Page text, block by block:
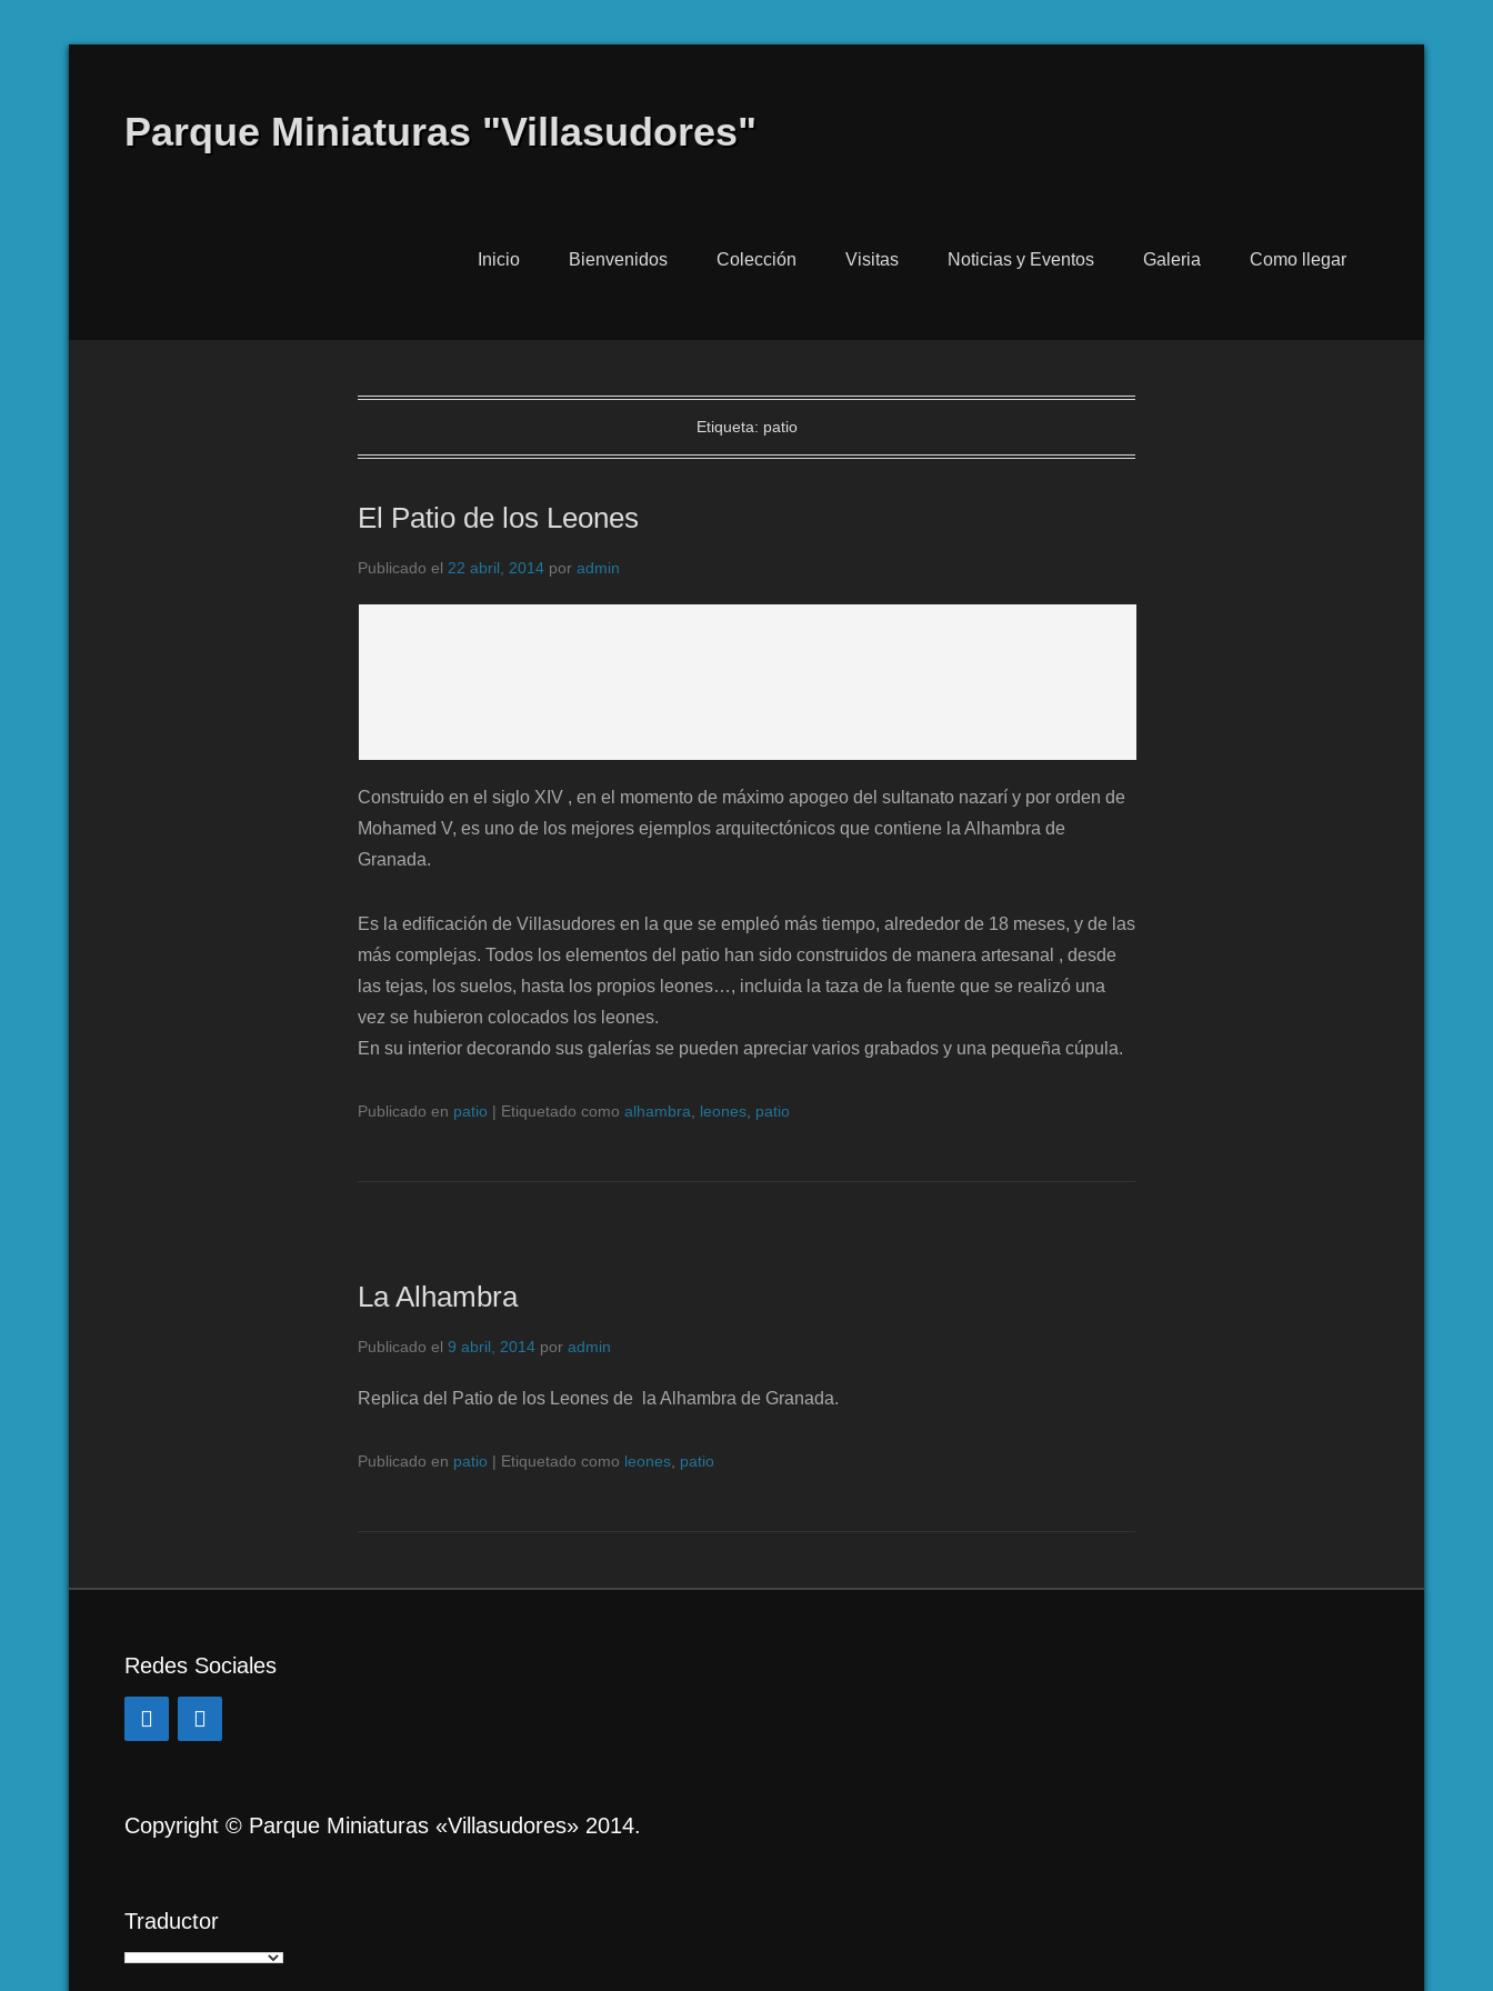
Parque Miniaturas "Villasudores"
Inicio Bienvenidos Colección Visitas Noticias y Eventos Galeria Como llegar
Etiqueta: patio
El Patio de los Leones
Publicado el 22 abril, 2014 por admin
Construido en el siglo XIV , en el momento de máximo apogeo del sultanato nazarí y por orden de
Mohamed V, es uno de los mejores ejemplos arquitectónicos que contiene la Alhambra de
Granada.
Es la edificación de Villasudores en la que se empleó más tiempo, alrededor de 18 meses, y de las
más complejas. Todos los elementos del patio han sido construidos de manera artesanal , desde
las tejas, los suelos, hasta los propios leones…, incluida la taza de la fuente que se realizó una
vez se hubieron colocados los leones.
En su interior decorando sus galerías se pueden apreciar varios grabados y una pequeña cúpula.
Publicado en patio | Etiquetado como alhambra leones patio
La Alhambra
Publicado el 9 abril, 2014 por admin
Replica del Patio de los Leones de la Alhambra de Granada.
Publicado en patio | Etiquetado como leones patio
Redes Sociales
Copyright © Parque Miniaturas «Villasudores» 2014.
Traductor